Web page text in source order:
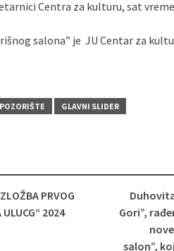
Centra za kulturu, sat
salona” je JU Centar za
GLAVNI SLIDER
PRVOG
2024
Gori”,
salon”,